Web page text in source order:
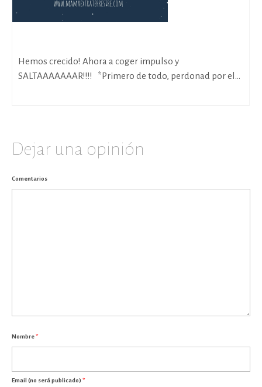
Hemos crecido! Ahora a coger impulso y
SALTAAAAAAAR!!!! *Primero de todo, perdonad por el...
Dejar una opinión
Comentarios
Nombre*
Email (no será publicado) *